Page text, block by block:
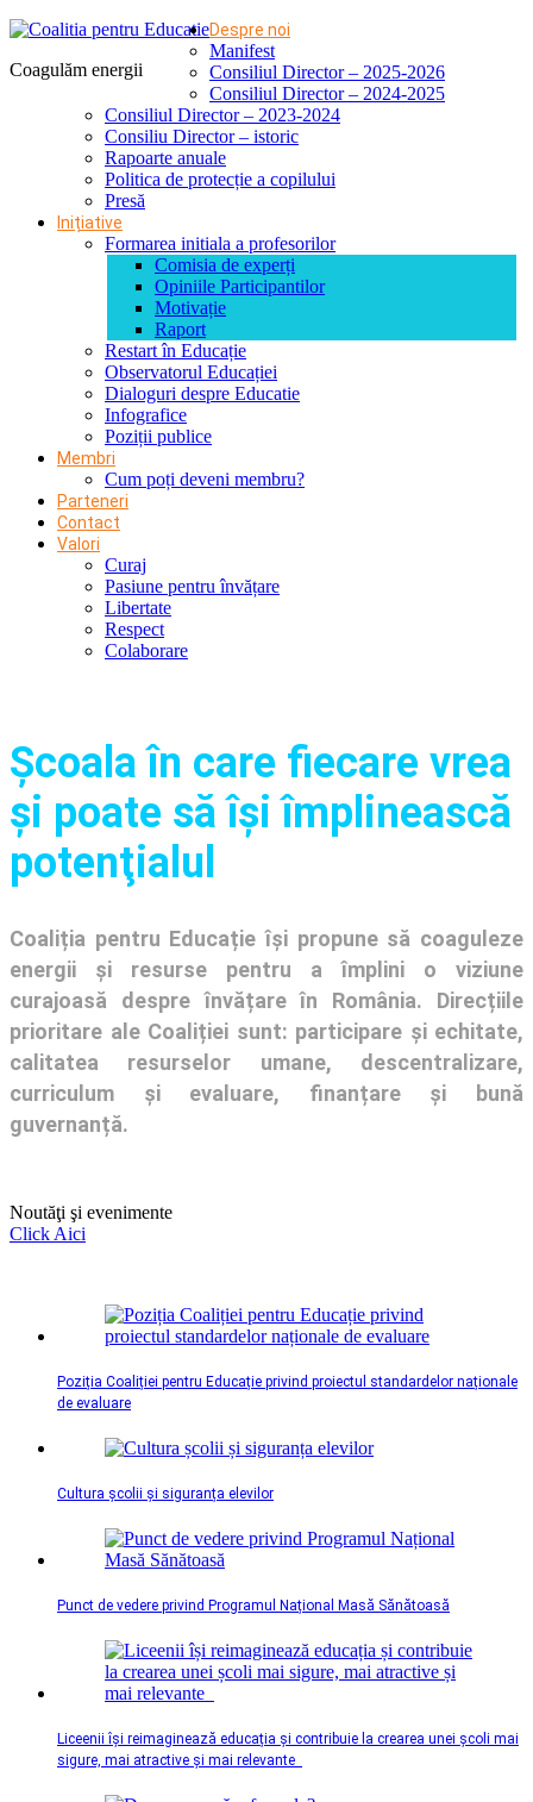
Coagulăm energii
Despre noi
Manifest
Consiliul Director – 2025-2026
Consiliul Director – 2024-2025
Consiliul Director – 2023-2024
Consiliu Director – istoric
Rapoarte anuale
Politica de protecție a copilului
Presă
Inițiative
Formarea initiala a profesorilor
Comisia de experți
Opiniile Participantilor
Motivație
Raport
Restart în Educație
Observatorul Educației
Dialoguri despre Educatie
Infografice
Poziții publice
Membri
Cum poți deveni membru?
Parteneri
Contact
Valori
Curaj
Pasiune pentru învățare
Libertate
Respect
Colaborare
Şcoala în care fiecare vrea
și poate să își împlinească
potenţialul
Coaliția pentru Educație își propune să coaguleze
energii și resurse pentru a împlini o viziune
curajoasă despre învățare în România. Direcțiile
prioritare ale Coaliției sunt: participare și echitate,
calitatea resurselor umane, descentralizare,
curriculum și evaluare, finanțare și bună
guvernanță.
Noutăţi şi evenimente
Click Aici
Poziția Coaliției pentru Educație privind proiectul standardelor naționale
de evaluare
Cultura școlii și siguranța elevilor
Punct de vedere privind Programul Național Masă Sănătoasă
Liceenii își reimaginează educația și contribuie la crearea unei școli mai
sigure, mai atractive și mai relevante